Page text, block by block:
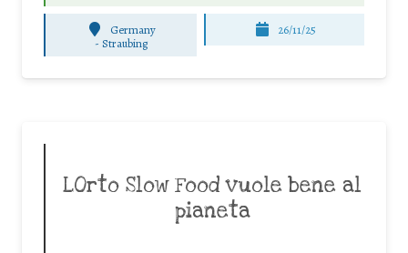
Germany
- Straubing
26/11/25
LOrto Slow Food vuole bene al
pianeta